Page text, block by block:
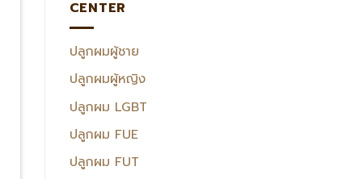
CENTER
ปลูกผมผู้ชาย
ปลูกผมผู้หญิง
ปลูกผม LGBT
ปลูกผม FUE
ปลูกผม FUT